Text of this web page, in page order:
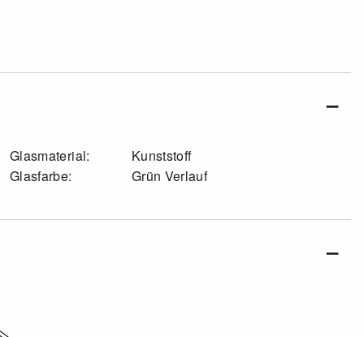
Glasmaterial:
Kunststoff
Glasfarbe:
Grün Verlauf